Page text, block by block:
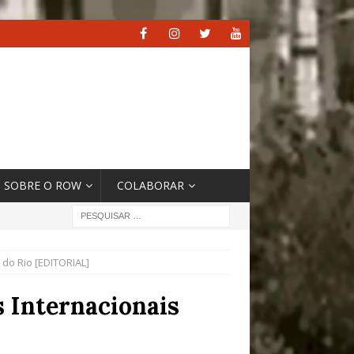
SOBRE O ROW
COLABORAR
Rio [EDITORIAL]
Internacionais